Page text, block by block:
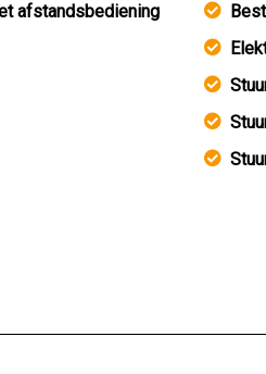
afstandsbediening